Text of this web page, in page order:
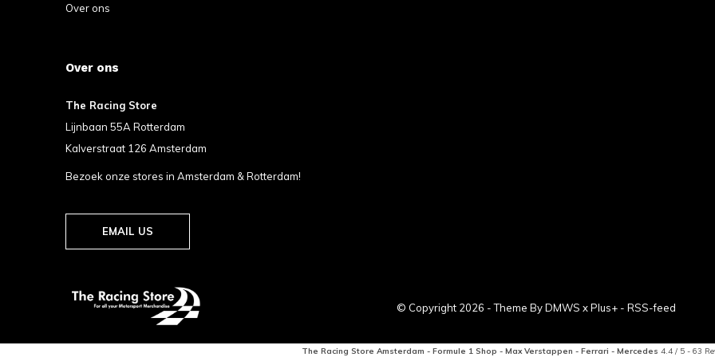
Over ons
Over ons
The Racing Store
Lijnbaan 55A Rotterdam
Kalverstraat 126 Amsterdam
Bezoek onze stores in Amsterdam & Rotterdam!
EMAIL US
© Copyright 2026 - Theme ByDMWS xPlus+ - RSS-feed
The Racing Store Amsterdam - Formule 1 Shop - Max Verstappen - Ferrari - Mercedes 4.4/ 5- 63